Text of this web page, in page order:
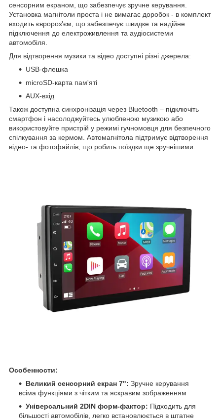
сенсорним екраном, що забезпечує зручне керування.
Установка магнітоли проста і не вимагає доробок - в комплект
входить євророз'єм, що забезпечує швидке та надійне
підключення до електроживлення та аудіосистеми
автомобіля.
Для відтворення музики та відео доступні різні джерела:
USB-флешка
microSD-карта пам'яті
AUX-вхід
Також доступна синхронізація через Bluetooth – підключіть
смартфон і насолоджуйтесь улюбленою музикою або
використовуйте пристрій у режимі гучномовця для безпечного
спілкування за кермом. Автомагнітола підтримує відтворення
відео- та фотофайлів, що робить поїздки ще зручнішими.
Особенности:
Великий сенсорний екран 7": Зручне керування
всіма функціями з чітким та яскравим зображенням
Універсальний 2DIN форм-фактор: Підходить для
більшості автомобілів, легко встановлюється в штатне